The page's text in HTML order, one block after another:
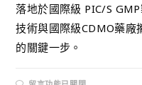
落地於國際級 PIC/S
技術與國際級CDMO藥廠
的關鍵一步。